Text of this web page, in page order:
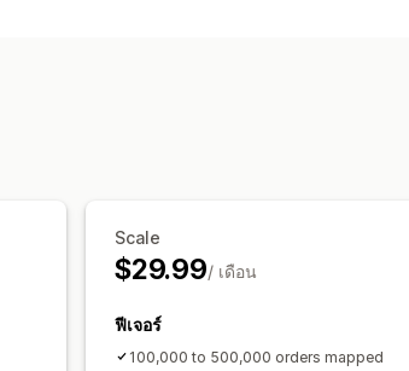
การวิเคราะห์ในอดีต
Scale
$29.99/ เดือน
ฟีเจอร์
100,000 to 500,000 orders mapped